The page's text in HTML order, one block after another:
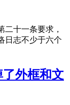
十一条要求，
日志不少于六个
外框和文